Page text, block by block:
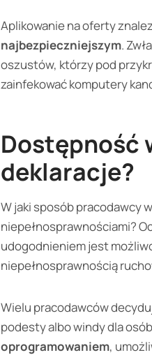
Aplikowanie na oferty
najbezpieczniejszym.
oszustów, którzy pod
zainfekować komputery
Dostępność
deklaracje?
W jaki sposób pracodawcy
niepełnosprawnościami?
udogodnieniem jest
niepełnosprawnością
Wielu pracodawców
podesty albo windy dla
oprogramowaniem,